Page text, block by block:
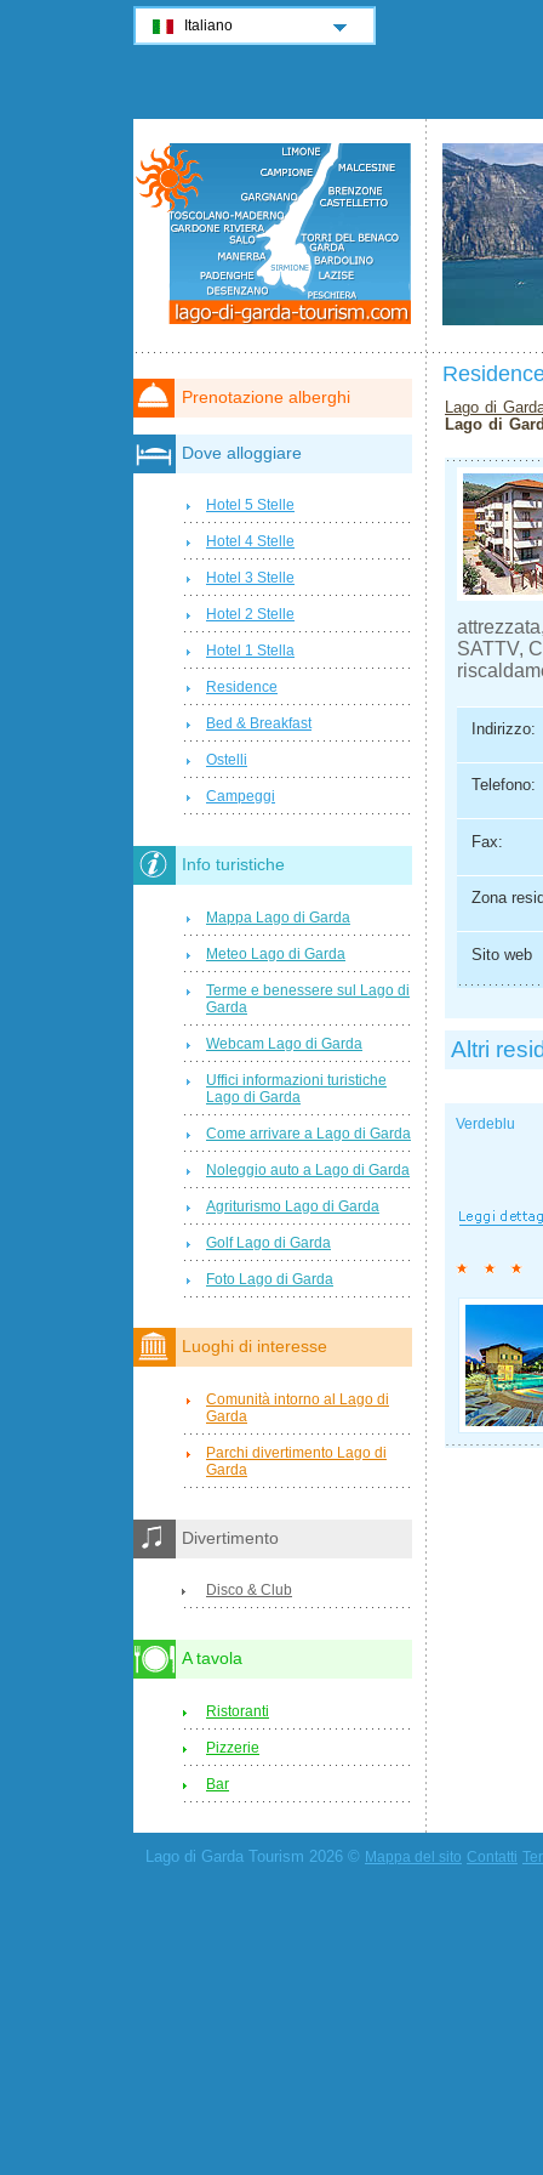
Lago di
Lago di
SAT­TV,
Indirizzo:
Telefono:
Fax:
Zona
Sito web
Altri
Verdeblu
Prenotazione alberghi
Dove alloggiare
Hotel 5 Stelle
Hotel 4 Stelle
Hotel 3 Stelle
Hotel 2 Stelle
Hotel 1 Stella
Residence
Bed & Breakfast
Ostelli
Campeggi
Info turistiche
Mappa Lago di Garda
Meteo Lago di Garda
Terme e benessere sul Lago di
Garda
Webcam Lago di Garda
Uffici informazioni turistiche
Lago di Garda
Come arrivare a Lago di Garda
Noleggio auto a Lago di Garda
Agriturismo Lago di Garda
Golf Lago di Garda
Foto Lago di Garda
Luoghi di interesse
Comunità intorno al Lago di
Garda
Parchi divertimento Lago di
Garda
Divertimento
Disco & Club
A tavola
Ristoranti
Pizzerie
Bar
Lago di Garda Tourism 2026 © Mappa del sito Contatti
Italiano